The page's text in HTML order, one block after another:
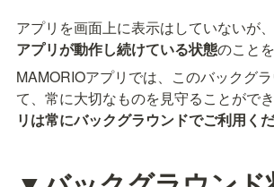
アプリを画面上に表示はしていないが、
アプリが動作し続けている状態のこと
MAMORIOアプリでは、このバックグ
て、常に大切なものを見守ることができ
リは常にバックグラウンドでご利用くだ